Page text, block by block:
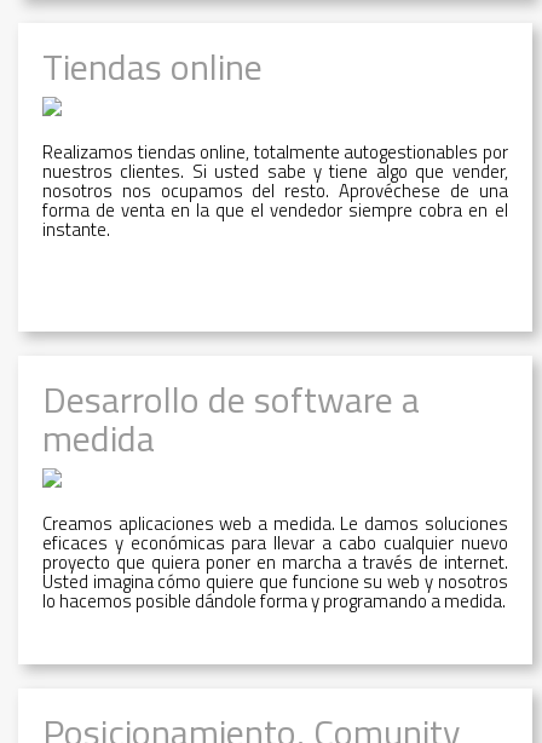
Tiendas online
Realizamos tiendas online, totalmente autogestionables por
nuestros clientes. Si usted sabe y tiene algo que vender,
nosotros nos ocupamos del resto. Aprovéchese de una
forma de venta en la que el vendedor siempre cobra en el
instante.
Desarrollo de software a
medida
Creamos aplicaciones web a medida. Le damos soluciones
eficaces y económicas para llevar a cabo cualquier nuevo
proyecto que quiera poner en marcha a través de internet.
Usted imagina cómo quiere que funcione su web y nosotros
lo hacemos posible dándole forma y programando a medida.